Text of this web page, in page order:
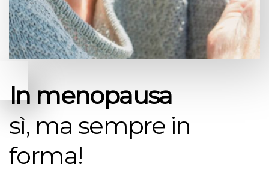
In menopausa
sì, ma sempre in
forma!